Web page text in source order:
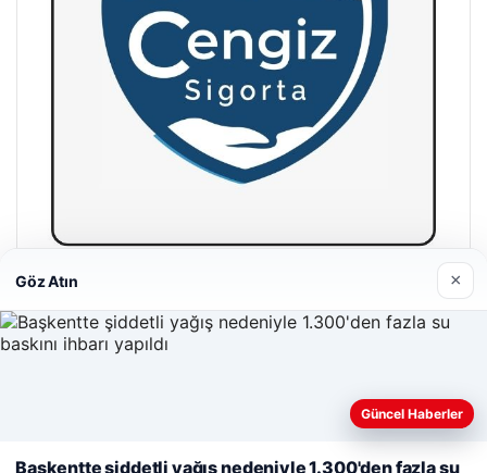
Hastaş Beton
26/05/2026
Web sitemizi nasıl kullandığınızı daha iyi anlayabilmek,
Göz Atın ×
Güncel Haberler
Başkentte şiddetli yağış nedeniyle 1.300'den fazla su